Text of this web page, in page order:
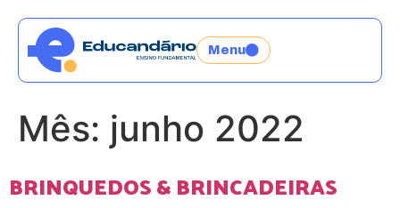
Menu
Mês: junho 2022
BRINQUEDOS & BRINCADEIRAS